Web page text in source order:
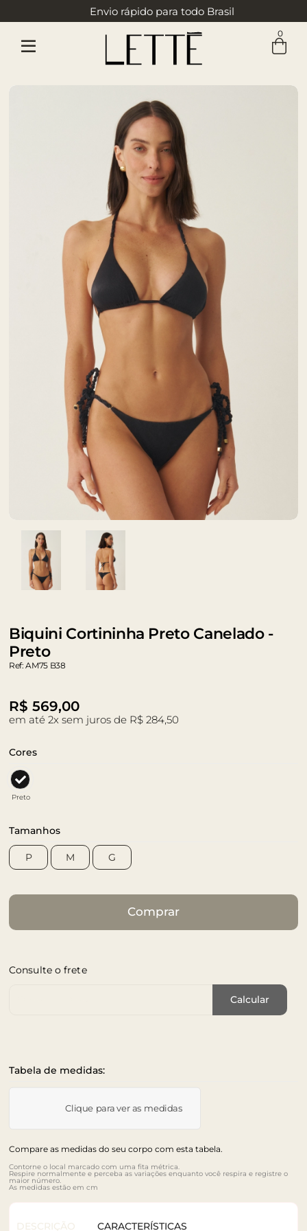
Envio rápido para todo Brasil
0
Biquini Cortininha Preto Canelado -
Preto
Ref: AM75 B38
R$ 569,00
em até 2x sem juros de R$ 284,50
Cores
Preto
Tamanhos
P M G
Comprar
Consulte o frete
Calcular
Tabela de medidas:
Clique para ver as medidas
Compare as medidas do seu corpo com esta tabela.
Contorne o local marcado com uma fita métrica.
Respire normalmente e perceba as variações enquanto você respira e registre o
maior número.
As medidas estão em cm
DESCRIÇÃO CARACTERÍSTICAS